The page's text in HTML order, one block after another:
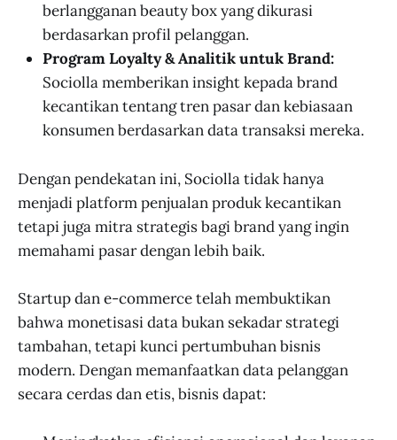
berlangganan beauty box yang dikurasi
berdasarkan profil pelanggan.
Program Loyalty & Analitik untuk Brand:
Sociolla memberikan insight kepada brand
kecantikan tentang tren pasar dan kebiasaan
konsumen berdasarkan data transaksi mereka.
Dengan pendekatan ini, Sociolla tidak hanya
menjadi platform penjualan produk kecantikan
tetapi juga mitra strategis bagi brand yang ingin
memahami pasar dengan lebih baik.
Startup dan e-commerce telah membuktikan
bahwa monetisasi data bukan sekadar strategi
tambahan, tetapi kunci pertumbuhan bisnis
modern. Dengan memanfaatkan data pelanggan
secara cerdas dan etis, bisnis dapat: